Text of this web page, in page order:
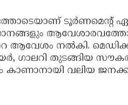
ടൂർണമെന്റ്
ആവേശം നൽകി.
ഗാലറി തുടങ്ങിയ
കാണാനായി വലിയ